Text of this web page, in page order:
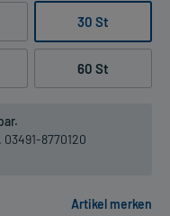
30 St
60 St
03491-8770120